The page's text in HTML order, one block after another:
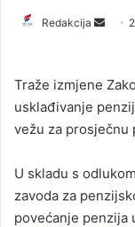
Redakcija
d
a
n
m
a
i
Traže izmjene
usklađivanje
vežu za prosječnu
U skladu s
zavoda za
povećanje penzija